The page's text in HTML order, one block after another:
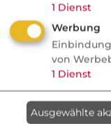
Mittlerweile
Im
1 Dienst
Werbung
von
1 Dienst
Ausgewählte